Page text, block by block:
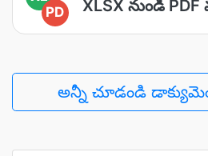
PD
XLSX నుండి PDF
అన్నీ చూడండి